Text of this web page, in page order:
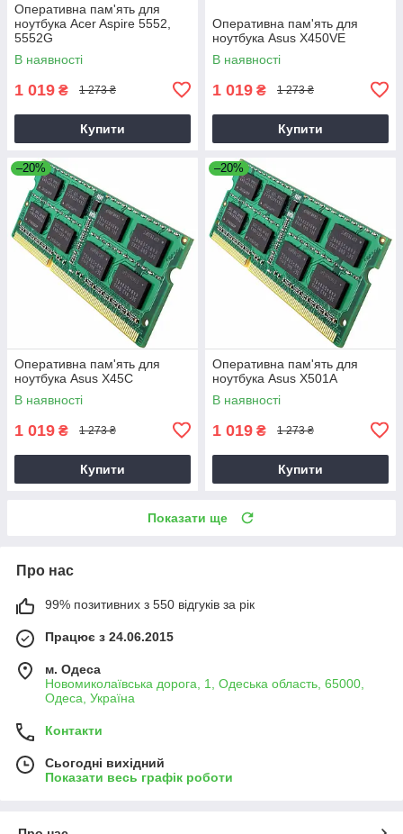
Оперативна пам'ять для
ноутбука Acer Aspire 5552,
5552G
В наявності
1 019 ₴ 1 273 ₴
Купити
Оперативна пам'ять для
ноутбука Asus X450VE
В наявності
1 019 ₴ 1 273 ₴
Купити
–20%
Оперативна пам'ять для
ноутбука Asus X45C
В наявності
1 019 ₴ 1 273 ₴
Купити
–20%
Оперативна пам'ять для
ноутбука Asus X501A
В наявності
1 019 ₴ 1 273 ₴
Купити
Показати ще
Про нас
99% позитивних з 550 відгуків за рік
Працює з 24.06.2015
м. Одеса
Новомиколаївська дорога, 1, Одеська область, 65000,
Одеса, Україна
Контакти
Сьогодні вихідний
Показати весь графік роботи